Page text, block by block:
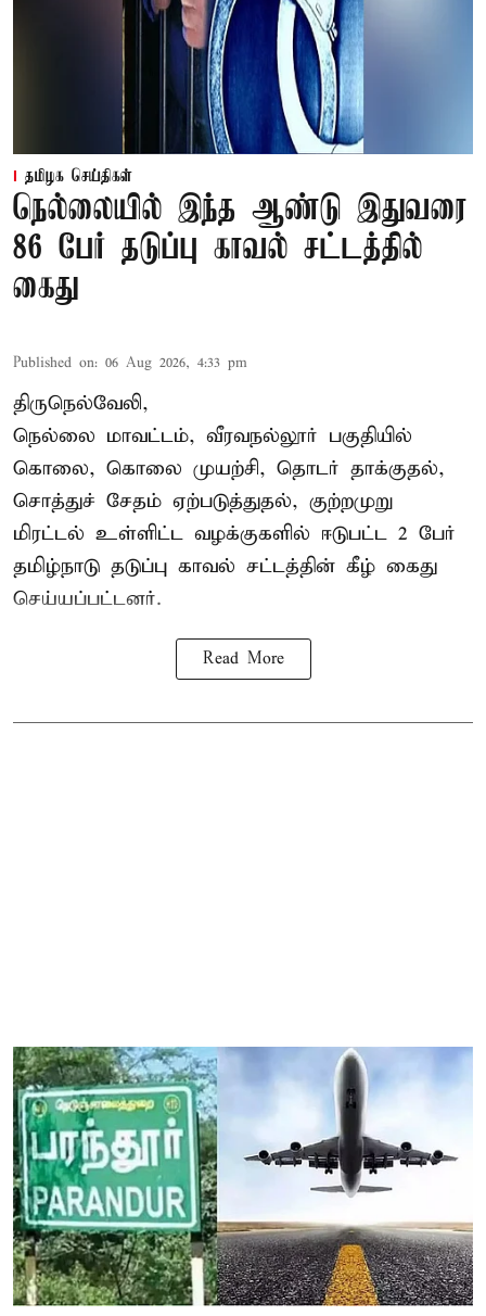
தமிழக செய்திகள்
நெல்லையில் இந்த ஆண்டு இதுவரை
86 பேர் தடுப்பு காவல் சட்டத்தில்
கைது
Published on: 06 Aug 2026, 4:33 pm
திருநெல்வேலி,
நெல்லை மாவட்டம், வீரவநல்லூர் பகுதியில்
கொலை, கொலை முயற்சி, தொடர் தாக்குதல்,
சொத்துச் சேதம் ஏற்படுத்துதல், குற்றமுறு
மிரட்டல் உள்ளிட்ட வழக்குகளில் ஈடுபட்ட 2 பேர்
தமிழ்நாடு தடுப்பு காவல் சட்டத்தின் கீழ் கைது
செய்யப்பட்டனர்.
Read More